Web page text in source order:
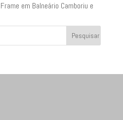
em Balneário Camboriu e